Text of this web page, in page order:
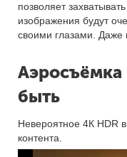
позволяет
изображения будут
своими глазами. Даже
быть
Невероятное 4К HDR
контента.